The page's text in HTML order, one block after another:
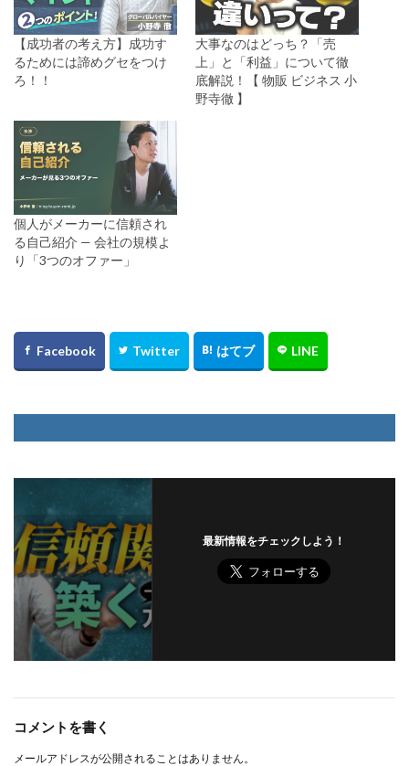
【成功者の考え方】成功す
るためには諦めグセをつけ
ろ！！
大事なのはどっち？「売
上」と「利益」について徹
底解説！【 物販 ビジネス 小
野寺徹 】
個人がメーカーに信頼され
る自己紹介 — 会社の規模よ
り「3つのオファー」
最新情報をチェックしよう！
コメントを書く
メールアドレスが公開されることはありません。